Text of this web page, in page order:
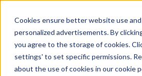
Cookies ensure better website use
personalized advertisements. By
you agree to the storage of cookies.
settings' to set specific permissions.
about the use of cookies in our cookie
Plattform
Blog